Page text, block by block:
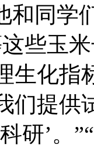
和同学
些玉
生化指
们提供
研’。